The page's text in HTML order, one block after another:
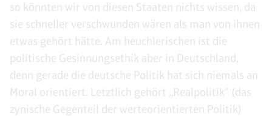
so könnten wir von diesen Staaten nichts wissen, da
sie schneller verschwunden wären als man von ihnen
etwas gehört hätte. Am heuchlerischen ist die
politische Gesinnungsethik aber in Deutschland,
denn gerade die deutsche Politik hat sich niemals an
Moral orientiert. Letztlich gehört „Realpolitik“ (das
zynische Gegenteil der werteorientierten Politik)